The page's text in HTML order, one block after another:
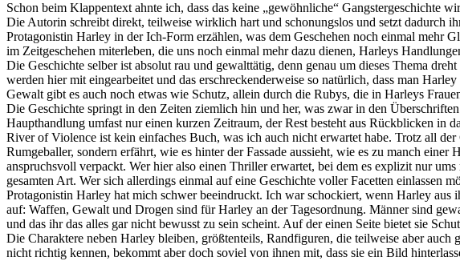
Schon beim Klappentext ahnte ich, dass das keine „gewöhnliche“ Gangstergeschichte
Die Autorin schreibt direkt, teilweise wirklich hart und schonungslos und setzt dadurch
Protagonistin Harley in der Ich-Form erzählen, was dem Geschehen noch einmal
im Zeitgeschehen miterleben, die uns noch einmal mehr dazu dienen, Harleys
Die Geschichte selber ist absolut rau und gewalttätig, denn genau um dieses Thema
werden hier mit eingearbeitet und das erschreckenderweise so natürlich, dass man
Gewalt gibt es auch noch etwas wie Schutz, allein durch die Rubys, die in Harleys
Die Geschichte springt in den Zeiten ziemlich hin und her, was zwar in den
Haupthandlung umfast nur einen kurzen Zeitraum, der Rest besteht aus Rückblicken in
River of Violence ist kein einfaches Buch, was ich auch nicht erwartet habe. Trotz all
Rumgeballer, sondern erfährt, wie es hinter der Fassade aussieht, wie es zu manch
anspruchsvoll verpackt. Wer hier also einen Thriller erwartet, bei dem es explizit nur
gesamten Art. Wer sich allerdings einmal auf eine Geschichte voller Facetten einlassen
Protagonistin Harley hat mich schwer beeindruckt. Ich war schockiert, wenn Harley
auf: Waffen, Gewalt und Drogen sind für Harley an der Tagesordnung. Männer sind
und das ihr das alles gar nicht bewusst zu sein scheint. Auf der einen Seite bietet sie
Die Charaktere neben Harley bleiben, größtenteils, Randfiguren, die teilweise aber
nicht richtig kennen, bekommt aber doch soviel von ihnen mit, dass sie ein Bild